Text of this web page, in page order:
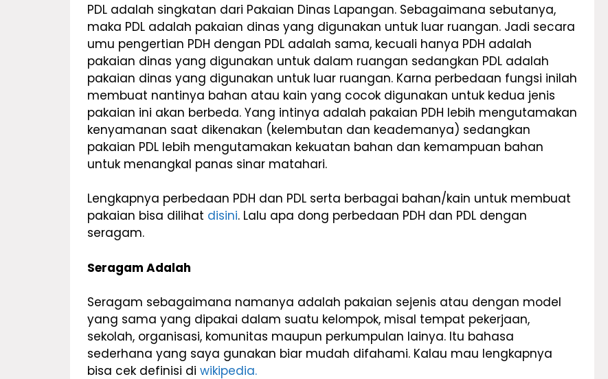
PDL adalah singkatan dari Pakaian Dinas Lapangan. Sebagaimana sebutanya,
maka PDL adalah pakaian dinas yang digunakan untuk luar ruangan. Jadi secara
umu pengertian PDH dengan PDL adalah sama, kecuali hanya PDH adalah
pakaian dinas yang digunakan untuk dalam ruangan sedangkan PDL adalah
pakaian dinas yang digunakan untuk luar ruangan. Karna perbedaan fungsi inilah
membuat nantinya bahan atau kain yang cocok digunakan untuk kedua jenis
pakaian ini akan berbeda. Yang intinya adalah pakaian PDH lebih mengutamakan
kenyamanan saat dikenakan (kelembutan dan keademanya) sedangkan
pakaian PDL lebih mengutamakan kekuatan bahan dan kemampuan bahan
untuk menangkal panas sinar matahari.
Lengkapnya perbedaan PDH dan PDL serta berbagai bahan/kain untuk membuat
pakaian bisa dilihat disini. Lalu apa dong perbedaan PDH dan PDL dengan
seragam.
Seragam Adalah
Seragam sebagaimana namanya adalah pakaian sejenis atau dengan model
yang sama yang dipakai dalam suatu kelompok, misal tempat pekerjaan,
sekolah, organisasi, komunitas maupun perkumpulan lainya. Itu bahasa
sederhana yang saya gunakan biar mudah difahami. Kalau mau lengkapnya
bisa cek definisi di wikipedia.